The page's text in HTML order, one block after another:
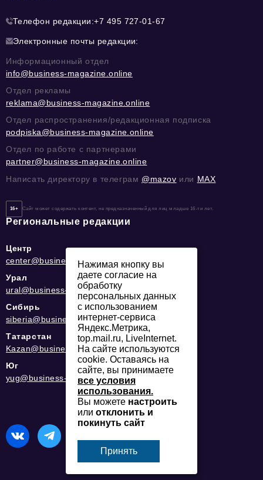
Телефон редакции:+7 495 727-01-67
Электронные почты редакции:
Информационный отдел
info@business-magazine.online
Отдел рекламы
reklama@business-magazine.online
Отдел распространения/редакционная подписка
podpiska@business-magazine.online
Отдел по работе с партнерами
partner@business-magazine.online
Написать директору в телеграм @mazov или MAX
16+ Сайт может содержать контент, не предназначенный для лиц младше 16-ти лет.
Региональные редакции
Центр
center@business-magazine.online
Урал
ural@business-magazine.online
Сибирь
siberia@business-magazine.online
Татарстан
Kazan@business-magazine.online
Юг
yug@business-magazine.online
Нажимая кнопку вы
даете согласие на
обработку
персональных данных
с использованием
интернет-сервиса
Яндекс.Метрика,
top.mail.ru, LiveInternet.
На сайте используются
cookie. Оставаясь на
сайте, вы принимаете
все условия
использования.
Вы можете настроить
или отклонить и
покинуть сайт
Принять